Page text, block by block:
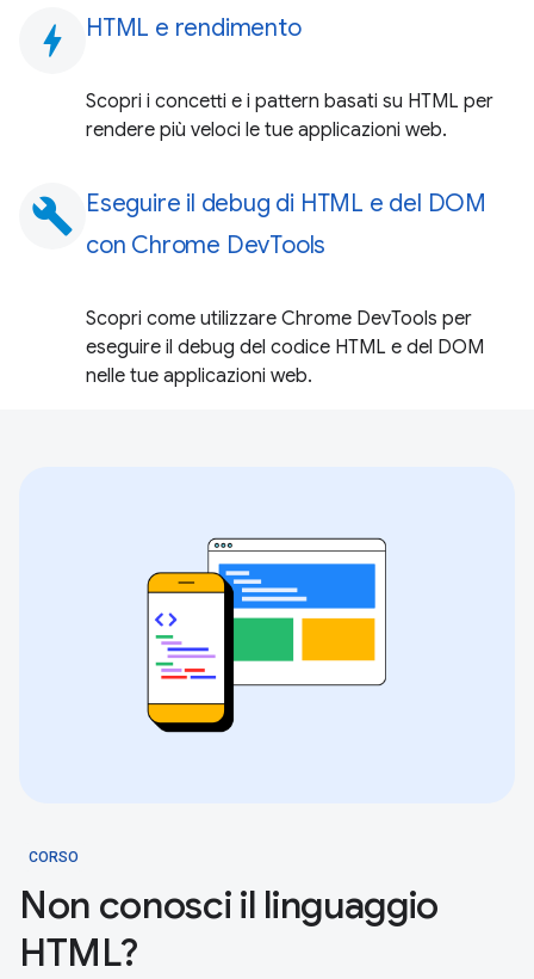
bolt HTML e rendimento
Scopri i concetti e i pattern basati su HTML per
rendere più veloci le tue applicazioni web.
build Eseguire il debug di HTML e del DOM
con Chrome DevTools
Scopri come utilizzare Chrome DevTools per
eseguire il debug del codice HTML e del DOM
nelle tue applicazioni web.
CORSO
Non conosci il linguaggio
HTML?